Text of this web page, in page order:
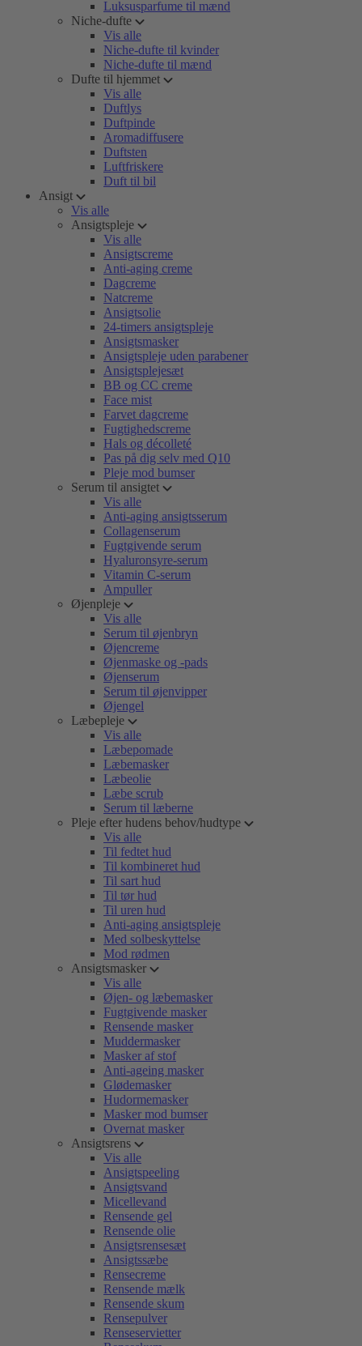
Luksusparfume til mænd
Niche-dufte
Vis alle
Niche-dufte til kvinder
Niche-dufte til mænd
Dufte til hjemmet
Vis alle
Duftlys
Duftpinde
Aromadiffusere
Duftsten
Luftfriskere
Duft til bil
Ansigt
Vis alle
Ansigtspleje
Vis alle
Ansigtscreme
Anti-aging creme
Dagcreme
Natcreme
Ansigtsolie
24-timers ansigtspleje
Ansigtsmasker
Ansigtspleje uden parabener
Ansigtsplejesæt
BB og CC creme
Face mist
Farvet dagcreme
Fugtighedscreme
Hals og décolleté
Pas på dig selv med Q10
Pleje mod bumser
Serum til ansigtet
Vis alle
Anti-aging ansigtsserum
Collagenserum
Fugtgivende serum
Hyaluronsyre-serum
Vitamin C-serum
Ampuller
Øjenpleje
Vis alle
Serum til øjenbryn
Øjencreme
Øjenmaske og -pads
Øjenserum
Serum til øjenvipper
Øjengel
Læbepleje
Vis alle
Læbepomade
Læbemasker
Læbeolie
Læbe scrub
Serum til læberne
Pleje efter hudens behov/hudtype
Vis alle
Til fedtet hud
Til kombineret hud
Til sart hud
Til tør hud
Til uren hud
Anti-aging ansigtspleje
Med solbeskyttelse
Mod rødmen
Ansigtsmasker
Vis alle
Øjen- og læbemasker
Fugtgivende masker
Rensende masker
Muddermasker
Masker af stof
Anti-ageing masker
Glødemasker
Hudormemasker
Masker mod bumser
Overnat masker
Ansigtsrens
Vis alle
Ansigtspeeling
Ansigtsvand
Micellevand
Rensende gel
Rensende olie
Ansigtsrensesæt
Ansigtssæbe
Rensecreme
Rensende mælk
Rensende skum
Rensepulver
Renseservietter